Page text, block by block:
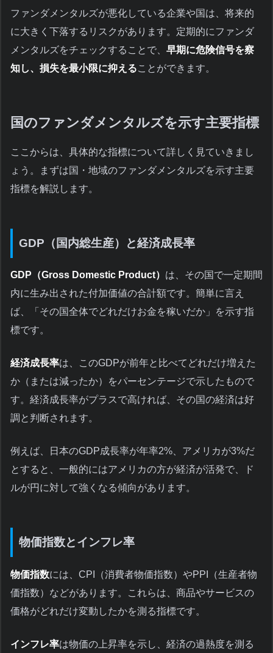
ファンダメンタルズが悪化している企業や国は、将来的
に大きく下落するリスクがあります。定期的にファンダ
メンタルズをチェックすることで、 早期に危険信号を察
知し、損失を最小限に抑えることができます。
国のファンダメンタルズを示す主要指標
ここからは、具体的な指標について詳しく見ていきまし
ょう。まずは国・地域のファンダメンタルズを示す主要
指標を解説します。
GDP（国内総生産）と経済成長率
GDP（Gross Domestic Product） は、その国で一定期間
内に生み出された付加価値の合計額です。簡単に言え
ば、「その国全体でどれだけお金を稼いだか」を示す指
標です。
経済成長率は、このGDPが前年と比べてどれだけ増えた
か（または減ったか）をパーセンテージで示したもので
す。経済成長率がプラスで高ければ、その国の経済は好
調と判断されます。
例えば、日本のGDP成長率が年率2%、アメリカが3%だ
とすると、一般的にはアメリカの方が経済が活発で、ド
ルが円に対して強くなる傾向があります。
物価指数とインフレ率
物価指数には、CPI（消費者物価指数）やPPI（生産者物
価指数）などがあります。これらは、商品やサービスの
価格がどれだけ変動したかを測る指標です。
インフレ率は物価の上昇率を示し、経済の過熱度を測る